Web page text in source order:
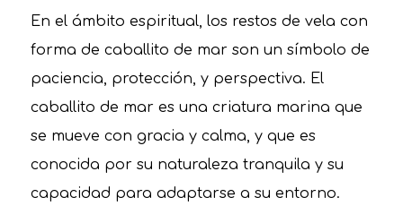
En el ámbito espiritual, los restos de vela con
forma de caballito de mar son un símbolo de
paciencia, protección, y perspectiva. El
caballito de mar es una criatura marina que
se mueve con gracia y calma, y que es
conocida por su naturaleza tranquila y su
capacidad para adaptarse a su entorno.